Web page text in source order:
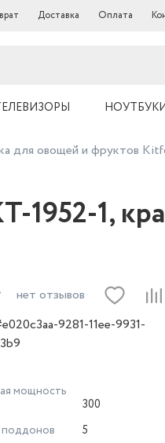
Доставка Оплата
для овощей и фруктов
1952-1,
нет отзывов
9281-11ee-9931-
мощность
300
поддонов
5